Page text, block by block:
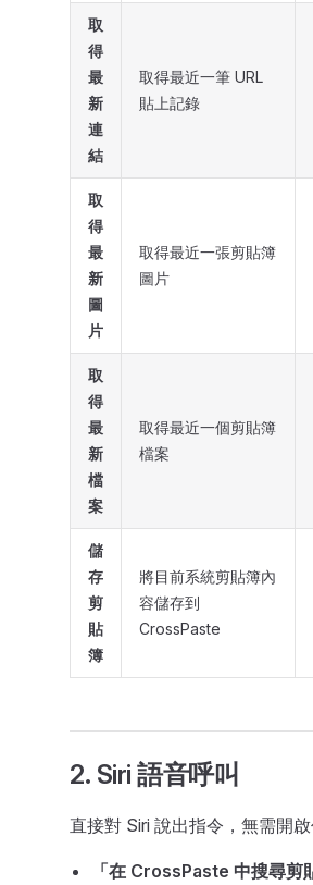
取
得
最
新
連
結
取得最近一筆 URL
貼上記錄
取
得
最
新
圖
片
取得最近一張剪貼簿
圖片
取
得
最
新
檔
案
取得最近一個剪貼簿
檔案
儲
存
剪
貼
簿
將目前系統剪貼簿內
容儲存到
CrossPaste
2. Siri 語音呼叫
直接對 Siri 說出指令，無需開啟
「在 CrossPaste 中搜尋剪